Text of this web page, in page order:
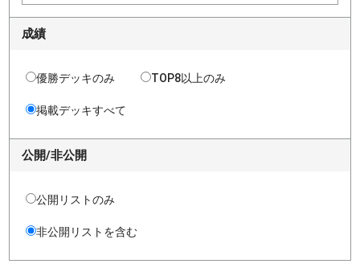
成績
優勝デッキのみ TOP8以上のみ
掲載デッキすべて
公開/非公開
公開リストのみ
非公開リストを含む